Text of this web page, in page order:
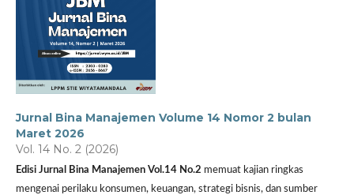
Jurnal Bina Manajemen Volume 14 Nomor 2 bulan
Maret 2026
Vol. 14 No. 2 (2026)
Edisi Jurnal Bina Manajemen Vol.14 No.2 memuat kajian ringkas
mengenai perilaku konsumen, keuangan, strategi bisnis, dan sumber